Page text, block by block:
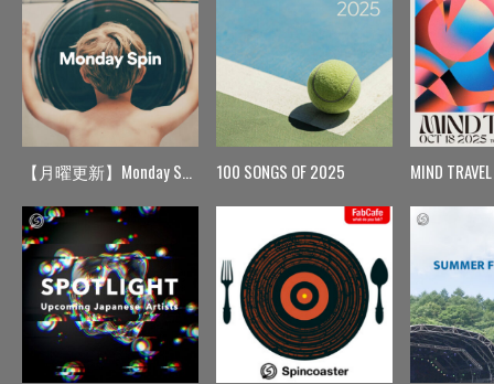
【月曜更新】Monday Spin 100 SONGS OF 2025 MIND TRAVEL